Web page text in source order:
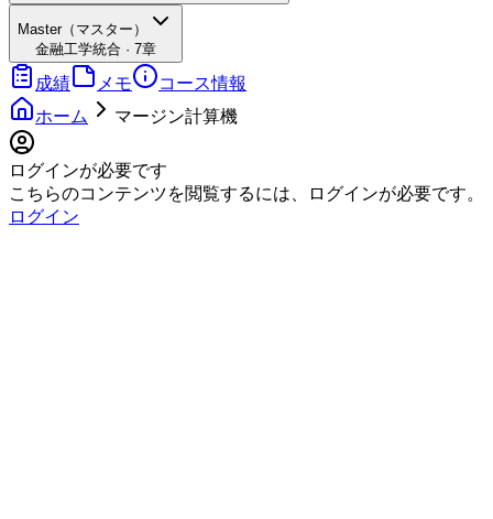
Master（マスター）
金融工学統合 · 7章
成績 メモ
コース情報
ホーム
マージン計算機
ログインが必要です
こちらのコンテンツを閲覧するには、ログインが必要です。
ログイン